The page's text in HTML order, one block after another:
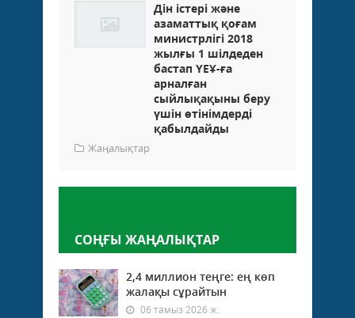
Дін істері және
азаматтық қоғам
министрлігі 2018
жылғы 1 шілдеден
бастап ҮЕҰ-ға
арналған
сыйлықақыны беру
үшін өтінімдерді
қабылдайды
Жаңалықтар
СОҢҒЫ ЖАҢАЛЫҚТАР
2,4 миллион теңге: ең көп
жалақы сұрайтын
06 тамыз 2026 ж.